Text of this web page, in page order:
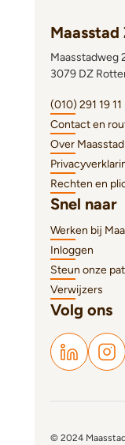
Maasstad
Maasstadweg
3079 DZ
(010) 291 19 11
Contact en
Over
Rechten en
Snel naar
Werken bij
Inloggen
Steun onze
Verwijzers
Volg ons
© 2024